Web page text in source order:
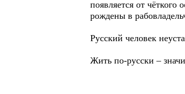
появляется от
рождены в
Русский человек
Жить по-русски –